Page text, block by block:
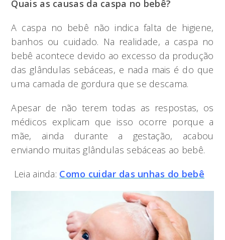
Quais as causas da caspa no bebê?
A caspa no bebê não indica falta de higiene,
banhos ou cuidado. Na realidade, a caspa no
bebê acontece devido ao excesso da produção
das glândulas sebáceas, e nada mais é do que
uma camada de gordura que se descama.
Apesar de não terem todas as respostas, os
médicos explicam que isso ocorre porque a
mãe, ainda durante a gestação, acabou
enviando muitas glândulas sebáceas ao bebê.
Leia ainda: Como cuidar das unhas do bebê